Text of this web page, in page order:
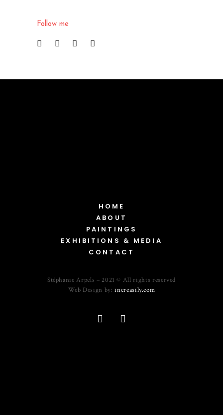
Follow me
HOME
ABOUT
PAINTINGS
EXHIBITIONS & MEDIA
CONTACT
Stéphanie Arpels – 2021 © All rights reserved
Web Design by:increasily.com